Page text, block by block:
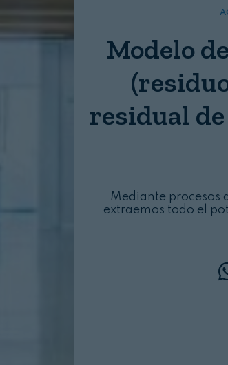
Modelo
residual
Mediante procesos
extraemos todo el